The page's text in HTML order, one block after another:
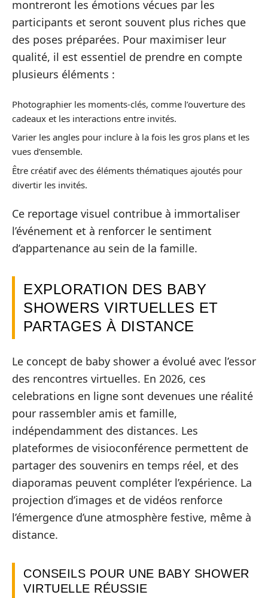
montreront les émotions vécues par les
participants et seront souvent plus riches que
des poses préparées. Pour maximiser leur
qualité, il est essentiel de prendre en compte
plusieurs éléments :
Photographier les moments-clés, comme l’ouverture des
cadeaux et les interactions entre invités.
Varier les angles pour inclure à la fois les gros plans et les
vues d’ensemble.
Être créatif avec des éléments thématiques ajoutés pour
divertir les invités.
Ce reportage visuel contribue à immortaliser
l’événement et à renforcer le sentiment
d’appartenance au sein de la famille.
EXPLORATION DES BABY
SHOWERS VIRTUELLES ET
PARTAGES À DISTANCE
Le concept de baby shower a évolué avec l’essor
des rencontres virtuelles. En 2026, ces
celebrations en ligne sont devenues une réalité
pour rassembler amis et famille,
indépendamment des distances. Les
plateformes de visioconférence permettent de
partager des souvenirs en temps réel, et des
diaporamas peuvent compléter l’expérience. La
projection d’images et de vidéos renforce
l’émergence d’une atmosphère festive, même à
distance.
CONSEILS POUR UNE BABY SHOWER
VIRTUELLE RÉUSSIE